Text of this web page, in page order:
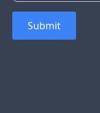
Submit